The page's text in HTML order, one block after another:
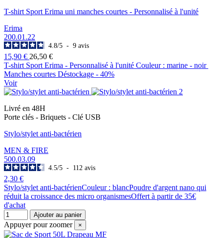
T-shirt Sport Erima uni manches courtes - Personnalisé à l'unité
Erima
200.01.22
4.8/5 - 9 avis
15,90 € 26,50 €
T-shirt Sport Erima - Personnalisé à l'unité Couleur : marine - noir
Manches courtes Déstockage - 40%
Voir
Livré en 48H
Porte clés - Briquets - Clé USB
Stylo/stylet anti-bactérien
MEN & FIRE
500.03.09
4.5/5 - 112 avis
2,30 €
Stylo/stylet anti-bactérienCouleur : blancPoudre d'argent nano qui
réduit la croissance des micro organismesOffert à partir de 35€
d'achat
Ajouter au panier
Appuyer pour zoomer ×